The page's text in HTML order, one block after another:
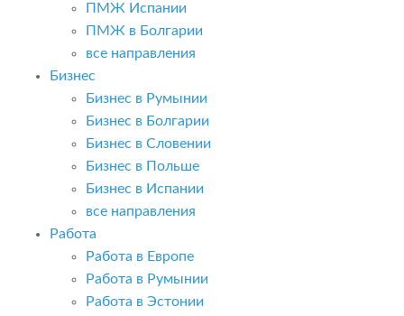
ПМЖ Испании
ПМЖ в Болгарии
все направления
Бизнес
Бизнес в Румынии
Бизнес в Болгарии
Бизнес в Словении
Бизнес в Польше
Бизнес в Испании
все направления
Работа
Работа в Европе
Работа в Румынии
Работа в Эстонии